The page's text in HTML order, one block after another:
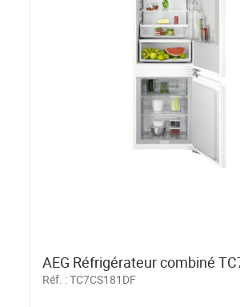
AEG Réfrigérateur combiné
Réf. :TC7CS181DF